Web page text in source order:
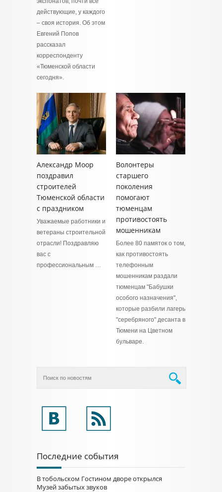
действующие, у каждого
– своя история. Об этом
Евгений Попов
рассказал
корреспонденту
«Тюменской области
сегодня».
Александр Моор
поздравил
строителей
Тюменской области
с праздником
Уважаемые работники и
ветераны строительной
отрасли! Поздравляю
вас с
профессиональным …
Волонтеры
старшего
поколения
помогают
тюменцам
противостоять
мошенникам
Более 80 памяток о том,
как противостоять
телефонным
мошенникам раздали
тюменцам "Бабушки
особого назначения",
которые разбили лагерь
"серебряного" десанта в
Тюмени на Цветном
бульваре.
Последние события
В тобольском Гостином дворе открылся
Музей забытых звуков